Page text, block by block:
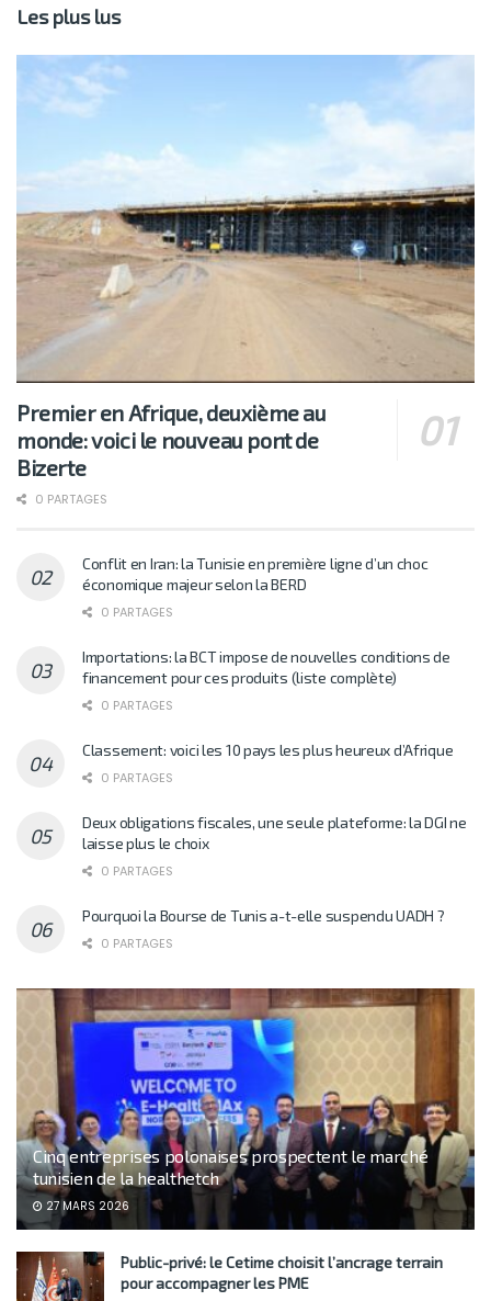
Les plus lus
Premier en Afrique, deuxième au
monde: voici le nouveau pont de
Bizerte
0 PARTAGES
Conflit en Iran: la Tunisie en première ligne d’un choc
économique majeur selon la BERD
0 PARTAGES
Importations: la BCT impose de nouvelles conditions de
financement pour ces produits (liste complète)
0 PARTAGES
Classement: voici les 10 pays les plus heureux d’Afrique
0 PARTAGES
Deux obligations fiscales, une seule plateforme: la DGI ne
laisse plus le choix
0 PARTAGES
Pourquoi la Bourse de Tunis a-t-elle suspendu UADH ?
0 PARTAGES
Cinq entreprises polonaises prospectent le marché
tunisien de la healthetch
27 MARS 2026
Public-privé: le Cetime choisit l’ancrage terrain
pour accompagner les PME